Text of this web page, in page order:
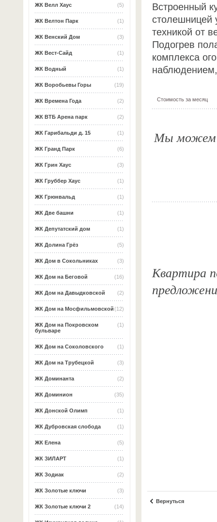
(5)
ЖК Велл Хаус
(1)
ЖК Велтон Парк
(3)
ЖК Венский Дом
(1)
ЖК Вест-Сайд
(1)
ЖК Водный
(19)
ЖК Воробьевы Горы
(2)
ЖК Времена Года
(2)
ЖК ВТБ Арена парк
(1)
ЖК Гарибальди д. 15
(6)
ЖК Гранд Парк
(3)
ЖК Грин Хаус
(1)
ЖК Груббер Хаус
(1)
ЖК Грюнвальд
(1)
ЖК Две башни
(1)
ЖК Депутатский дом
(5)
ЖК Долина Грёз
(3)
ЖК Дом в Сокольниках
(16)
ЖК Дом на Беговой
(2)
ЖК Дом на Давыдковской
(12)
ЖК Дом на Мосфильмовской
(1)
ЖК Дом на Покровском
бульваре
(1)
ЖК Дом на Соколовского
(3)
ЖК Дом на Трубецкой
(2)
ЖК Доминанта
(35)
ЖК Доминион
(1)
ЖК Донской Олимп
(1)
ЖК Дубровская слобода
(5)
ЖК Елена
(1)
ЖК ЗИЛАРТ
(2)
ЖК Зодиак
(3)
ЖК Золотые ключи
(14)
ЖК Золотые ключи 2
Встроенный
столешницей
техникой от
Подогрев
комплекса
наблюдением,
Стоимость за месяц
Мы можем
Квартира
Вернуться